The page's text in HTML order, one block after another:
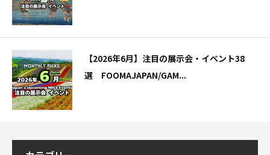
【2026年6月】注目の展示会・イベント38
選 FOOMAJAPAN/GAM...